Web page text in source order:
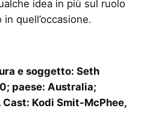
idea in più sul ruolo
quell’occasione.
e soggetto: Seth
paese: Australia;
Kodi Smit-McPhee,